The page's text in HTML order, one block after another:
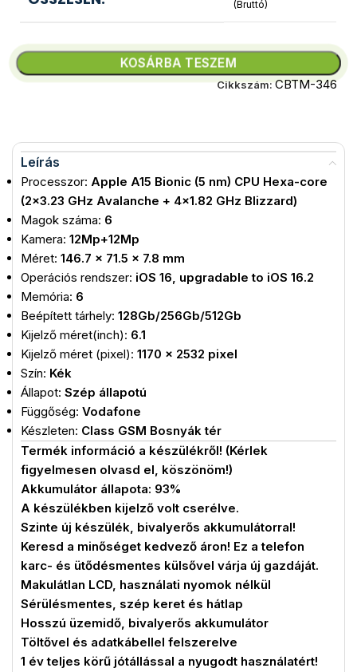
(Bruttó)
KOSÁRBA TESZEM
Cikkszám:CBTM-346
Leírás
Processzor: Apple A15 Bionic (5 nm) CPU Hexa-core
(2×3.23 GHz Avalanche + 4×1.82 GHz Blizzard)
Magok száma: 6
Kamera: 12Mp+12Mp
Méret: 146.7 x 71.5 x 7.8 mm
Operációs rendszer: iOS 16, upgradable to iOS 16.2
Memória: 6
Beépített tárhely: 128Gb/256Gb/512Gb
Kijelző méret(inch): 6.1
Kijelző méret (pixel): 1170 x 2532 pixel
Szín: Kék
Állapot: Szép állapotú
Függőség: Vodafone
Készleten: Class GSM Bosnyák tér
Termék információ a készülékről! (Kérlek
figyelmesen olvasd el, köszönöm!)
Akkumulátor állapota: 93%
A készülékben kijelző volt cserélve.
Szinte új készülék, bivalyerős akkumulátorral!
Keresd a minőséget kedvező áron! Ez a telefon
karc- és ütődésmentes külsővel várja új gazdáját.
Makulátlan LCD, használati nyomok nélkül
Sérülésmentes, szép keret és hátlap
Hosszú üzemidő, bivalyerős akkumulátor
Töltővel és adatkábellel felszerelve
1 év teljes körű jótállással a nyugodt használatért!